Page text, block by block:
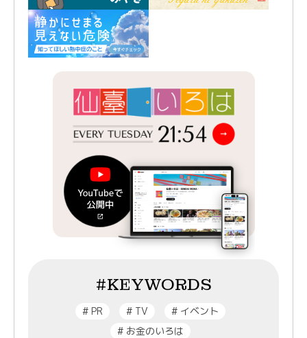
#KEYWORDS
#PR #TV #イベント
#お金のいろは